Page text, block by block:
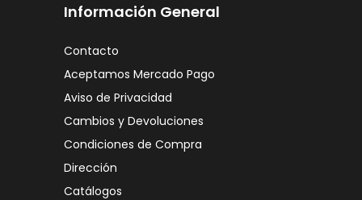
Información General
Contacto
Aceptamos Mercado Pago
Aviso de Privacidad
Cambios y Devoluciones
Condiciones de Compra
Dirección
Catálogos